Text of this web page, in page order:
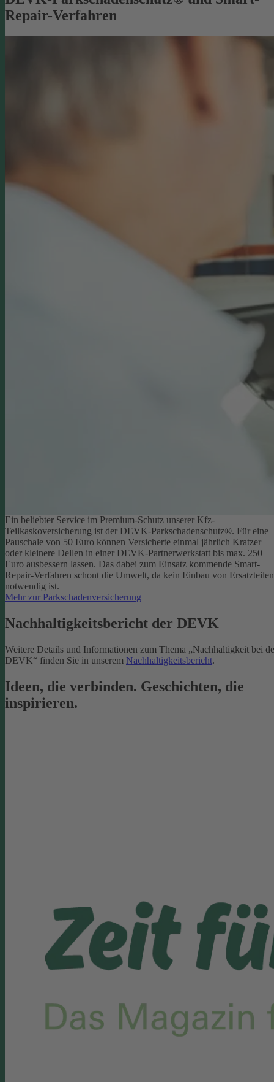
Repair-Verfahren
Ein beliebter Service im Premium-Schutz unserer Kfz-
Teilkaskoversicherung ist der DEVK-Parkschadenschutz®. Für eine
Pauschale von 50 Euro können Versicherte einmal jährlich Kratzer
oder kleinere Dellen in einer DEVK-Partnerwerkstatt bis max. 250
Euro ausbessern lassen. Das dabei zum Einsatz kommende Smart-
Repair-Verfahren schont die Umwelt, da kein Einbau von Ersatzteilen
notwendig ist.
Mehr zur Parkschadenversicherung
Nachhaltigkeitsbericht der DEVK
Weitere Details und Informationen zum Thema „Nachhaltigkeit bei
DEVK“ finden Sie in unserem Nachhaltigkeitsbericht.
Ideen, die verbinden. Geschichten, die
inspirieren.